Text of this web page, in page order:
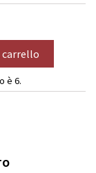
carrello
è 6.